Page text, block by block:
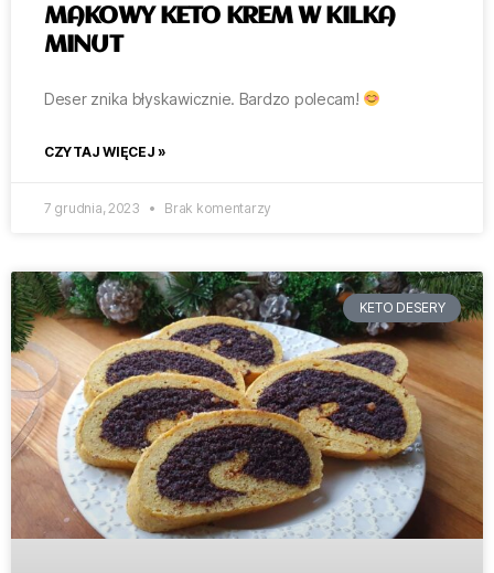
MAKOWY KETO KREM W KILKA
MINUT
Deser znika błyskawicznie. Bardzo polecam!
CZYTAJ WIĘCEJ »
7 grudnia, 2023 Brak komentarzy
KETO DESERY